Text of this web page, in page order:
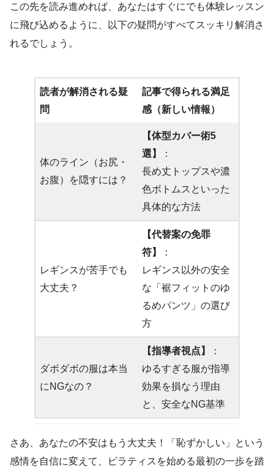
この先を読み進めれば、あなたはすぐにでも体験レッスン
に飛び込めるように、以下の疑問がすべてスッキリ解消さ
れるでしょう。
読者が解消される疑
問
記事で得られる満足
感（新しい情報）
体のライン（お尻・
お腹）を隠すには？
【体型カバー術5
選】
：
長め丈トップスや濃
色ボトムスといった
具体的な方法
レギンスが苦手でも
大丈夫？
【代替案の免罪
符】
：
レギンス以外の安全
な「裾フィットのゆ
るめパンツ」の選び
方
ダボダボの服は本当
にNGなの？
【指導者視点】
：
ゆるすぎる服が指導
効果を損なう理由
と、安全なNG基準
さあ、あなたの不安はもう大丈夫！「恥ずかしい」という
感情を自信に変えて、ピラティスを始める最初の一歩を踏